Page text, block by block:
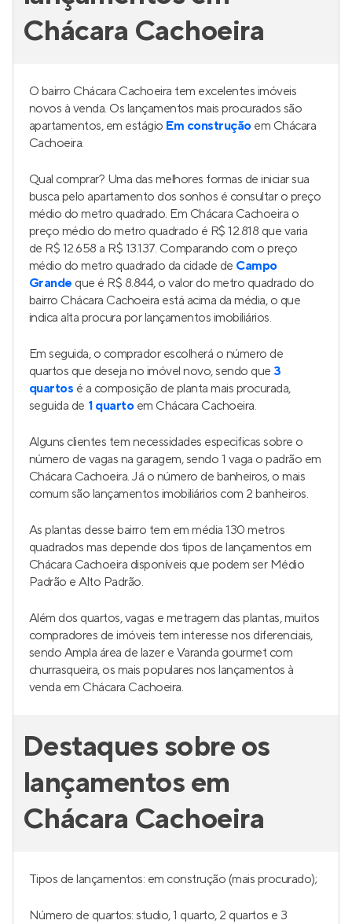
Chácara Cachoeira
O bairro Chácara Cachoeira tem excelentes imóveis
novos à venda. Os lançamentos mais procurados são
apartamentos, em estágio Em construçãoem Chácara
Cachoeira.
Qual comprar? Uma das melhores formas de iniciar sua
busca pelo apartamento dos sonhos é consultar o preço
médio do metro quadrado. Em Chácara Cachoeira o
preço médio do metro quadrado é R$ 12.818 que varia
de R$ 12.658 a R$ 13.137. Comparando com o preço
médio do metro quadrado da cidade de Campo
Grande que é R$ 8.844, o valor do metro quadrado do
bairro Chácara Cachoeira está acima da média, o que
indica alta procura por lançamentos imobiliários.
Em seguida, o comprador escolherá o número de
quartos que deseja no imóvel novo, sendo que 3
quartos é a composição de planta mais procurada,
seguida de 1 quartoem Chácara Cachoeira.
Alguns clientes tem necessidades especificas sobre o
número de vagas na garagem, sendo 1 vaga o padrão em
Chácara Cachoeira. Já o número de banheiros, o mais
comum são lançamentos imobiliários com 2 banheiros.
As plantas desse bairro tem em média 130 metros
quadrados mas depende dos tipos de lançamentos em
Chácara Cachoeira disponíveis que podem ser Médio
Padrão e Alto Padrão.
Além dos quartos, vagas e metragem das plantas, muitos
compradores de imóveis tem interesse nos diferenciais,
sendo Ampla área de lazer e Varanda gourmet com
churrasqueira, os mais populares nos lançamentos à
venda em Chácara Cachoeira.
Destaques sobre os
lançamentos em
Chácara Cachoeira
Tipos de lançamentos: em construção (mais procurado);
Número de quartos: studio, 1 quarto, 2 quartos e 3